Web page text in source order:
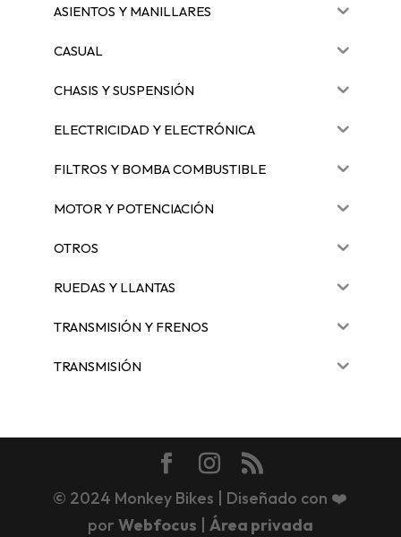
ASIENTOS Y MANILLARES
CASUAL
CHASIS Y SUSPENSIÓN
ELECTRICIDAD Y ELECTRÓNICA
FILTROS Y BOMBA COMBUSTIBLE
MOTOR Y POTENCIACIÓN
OTROS
RUEDAS Y LLANTAS
TRANSMISIÓN Y FRENOS
TRANSMISIÓN
© 2024 Monkey Bikes | Diseñado con ❤️
por Webfocus Área privada